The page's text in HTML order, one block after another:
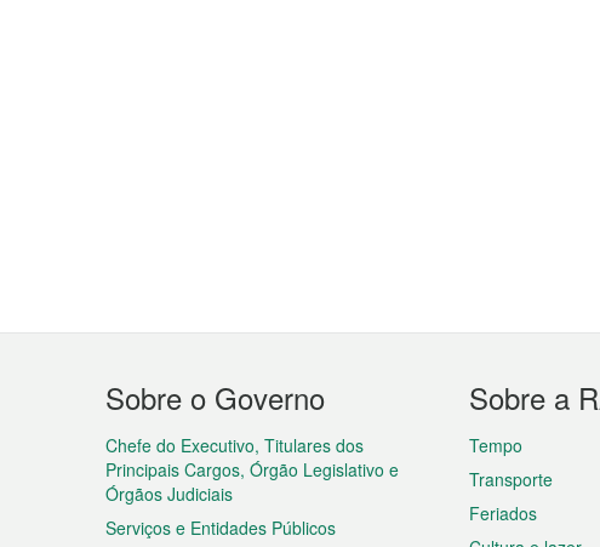
Menu
do
rodapé
Sobre o Governo
Chefe do Executivo, Titulares dos
Principais Cargos, Órgão Legislativo e
Órgãos Judiciais
Serviços e Entidades Públicos
Sobre a
Tempo
Transporte
Feriados